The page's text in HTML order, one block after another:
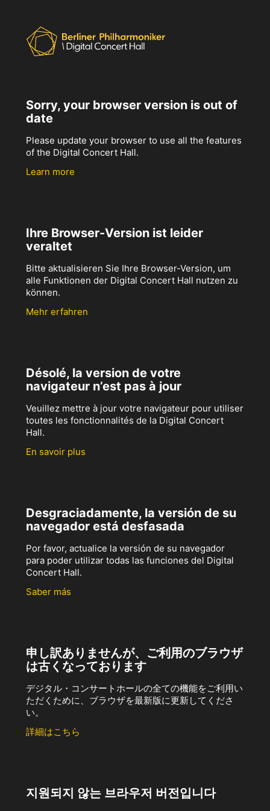
Sorry, your browser version is out of
date
Please update your browser to use all the features
of the Digital Concert Hall.
Learn more
Ihre Browser-Version ist leider
veraltet
Bitte aktualisieren Sie Ihre Browser-Version, um
alle Funktionen der Digital Concert Hall nutzen zu
können.
Mehr erfahren
Désolé, la version de votre
navigateur n’est pas à jour
Veuillez mettre à jour votre navigateur pour utiliser
toutes les fonctionnalités de la Digital Concert
Hall.
En savoir plus
Desgraciadamente, la versión de su
navegador está desfasada
Por favor, actualice la versión de su navegador
para poder utilizar todas las funciones del Digital
Concert Hall.
Saber más
申し訳ありませんが、ご利用のブラウザ
は古くなっております
デジタル・コンサートホールの全ての機能をご利用い
ただくために、ブラウザを最新版に更新してくださ
い。
詳細はこちら
지원되지 않는 브라우저 버전입니다